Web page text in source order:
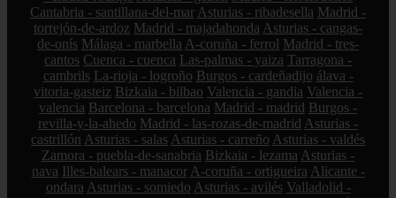
Cantabria - santillana-del-mar Asturias - ribadesella Madrid -
torrejón-de-ardoz Madrid - majadahonda Asturias - cangas-
de-onís Málaga - marbella A-coruña - ferrol Madrid - tres-
cantos Cuenca - cuenca Las-palmas - yaiza Tarragona -
cambrils La-rioja - logroño Burgos - cardeñadijo álava -
vitoria-gasteiz Bizkaia - bilbao Valencia - gandia Valencia -
valencia Barcelona - barcelona Madrid - madrid Burgos -
revilla-y-la-ahedo Madrid - las-rozas-de-madrid Asturias -
castrillón Asturias - salas Asturias - carreño Asturias - valdés
Zamora - puebla-de-sanabria Bizkaia - lezama Asturias -
nava Illes-balears - manacor A-coruña - ortigueira Alicante -
ondara Asturias - somiedo Asturias - avilés Valladolid -